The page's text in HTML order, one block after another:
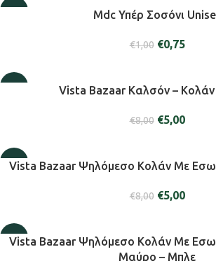
Mdc Υπέρ Σοσόνι
€1,00 €0,75
Vista Bazaar Καλσόν – Κολάν
€8,00 €5,00
-38%
Vista Bazaar Ψηλόμεσο Κολάν Με
€8,00 €5,00
-38%
Vista Bazaar Ψηλόμεσο Κολάν Με
Μαύρο – Μπλε